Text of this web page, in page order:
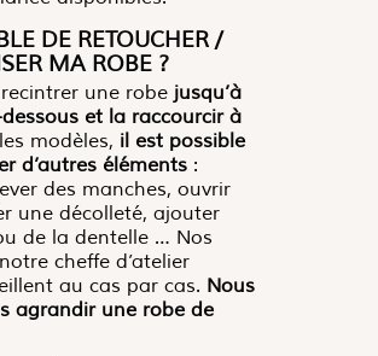
DE RETOUCHER /
MA ROBE ?
une robe jusqu’à
et la raccourcir à
modèles, il est possible
d’autres éléments :
des manches, ouvrir
une décolleté, ajouter
de la dentelle … Nos
cheffe d’atelier
au cas par cas. Nous
agrandir une robe de